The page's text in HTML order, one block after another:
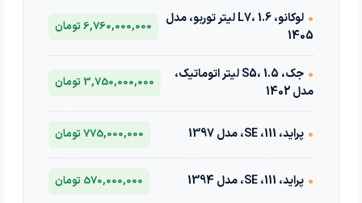
•
لوکانو، L7، 1.6 لیتر توربو، مدل
1405
6,760,000,000 تومان
•
جک، S5، 1.5 لیتر اتوماتیک،
مدل 1402
3,750,000,000 تومان
• پراید، 111، SE، مدل 1397 775,000,000 تومان
• پراید، 111، SE، مدل 1394 570,000,000 تومان